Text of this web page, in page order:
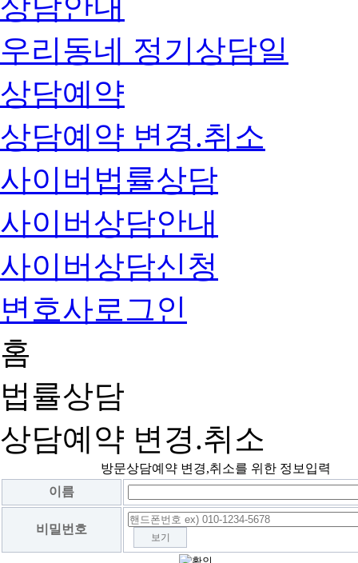
우리동네 정기상담일
상담예약
상담예약 변경.취소
사이버법률상담
사이버상담안내
사이버상담신청
변호사로그인
홈
법률상담
상담예약 변경.취소
방문상담예약 변경,취소를 위한 정보입력
이름
비밀번호
보기